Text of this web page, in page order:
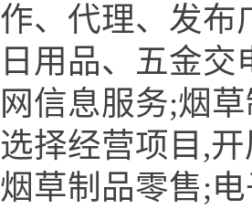
作、代理、发布
日用品、五金
网信息服务;烟
选择经营项目,
烟草制品零售;